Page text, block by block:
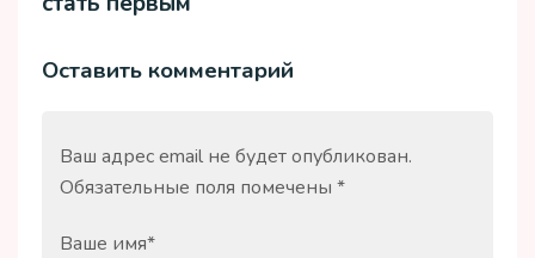
Оставить комментарий
Ваш адрес email не будет опубликован.
Обязательные поля помечены *
Ваше имя*